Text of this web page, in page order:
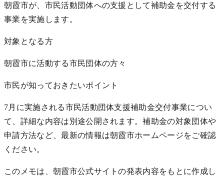
朝霞市が、市民活動団体への支援として補助金を交付する
事業を実施します。
対象となる方
朝霞市に活動する市民団体の方々
市民が知っておきたいポイント
7月に実施される市民活動団体支援補助金交付事業につい
て、詳細な内容は別途公開されます。補助金の対象団体や
申請方法など、最新の情報は朝霞市ホームページをご確認
ください。
このメモは、朝霞市公式サイトの発表内容をもとに作成し